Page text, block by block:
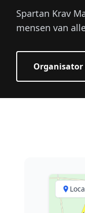
Spartan Krav
mensen van